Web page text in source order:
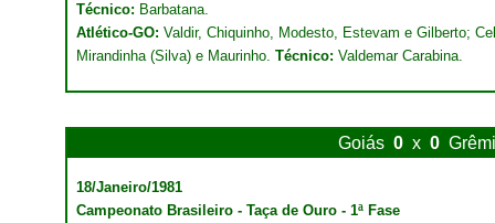
Técnico: Barbatana.
Atlético-GO: Valdir, Chiquinho, Modesto, Estevam e Gilberto;
Mirandinha (Silva) e Maurinho. Técnico: Valdemar Carabina.
Goiás 0 x 0
18/Janeiro/1981
Campeonato Brasileiro - Taça de Ouro - 1ª Fase